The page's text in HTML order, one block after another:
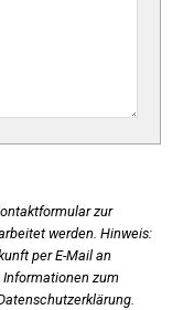
zur
werden. Hinweis:
per E-Mail an
zum